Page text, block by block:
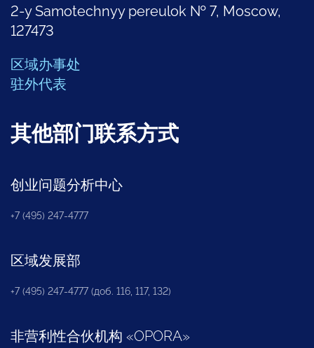
2-y Samotechnyy pereulok № 7, Moscow,
127473
区域办事处
驻外代表
其他部门联系方式
创业问题分析中心
+7 (495) 247-4777
区域发展部
+7 (495) 247-4777 (доб. 116, 117, 132)
非营利性合伙机构 «OPORA»